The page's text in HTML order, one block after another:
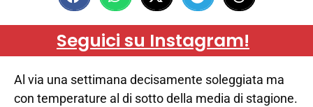
Seguici su Instagram!
Al via una settimana decisamente soleggiata ma
con temperature al di sotto della media di stagione.